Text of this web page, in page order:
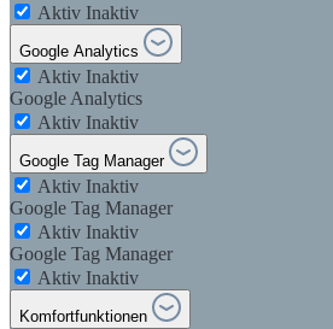
Aktiv Inaktiv
Google Analytics
Aktiv Inaktiv
Google Analytics
Aktiv Inaktiv
Google Tag Manager
Aktiv Inaktiv
Google Tag Manager
Aktiv Inaktiv
Google Tag Manager
Aktiv Inaktiv
Komfortfunktionen